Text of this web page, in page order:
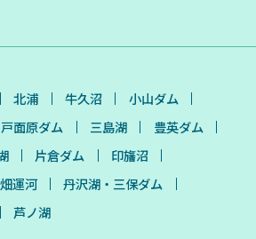
北浦 牛久沼
小山ダム
戸面原ダム 三島湖
豊英ダム
片倉ダム
印旛沼
運河
丹沢湖・三保ダム
芦ノ湖